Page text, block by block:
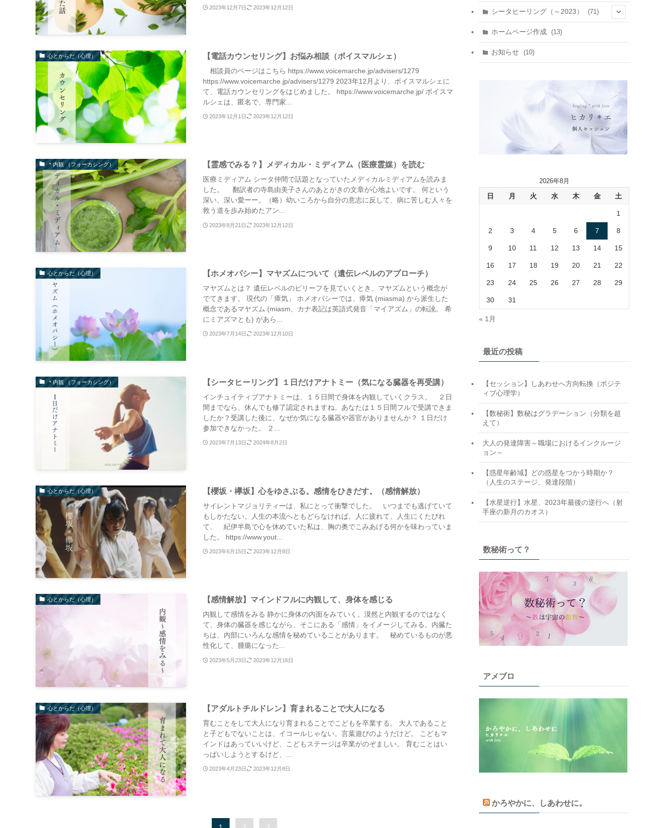
2023年12月7日 2023年12月12日
心とからだ（心理） 【電話カウンセリング】お悩み相談（ボイスマルシェ）
相談員のページはこちら https://www.voicemarche.jp/advisers/1279
https://www.voicemarche.jp/advisers/1279 2023年12月より、ボイスマルシェに
て、電話カウンセリングをはじめました。 https://www.voicemarche.jp/ ボイスマ
ルシェは、匿名で、専門家...
2023年12月1日 2023年12月12日
＊内観 （フォーカシング） 【霊感でみる？】メディカル・ミディアム（医療霊媒）を読む
医療ミディアム シータ仲間で話題となっていたメディカルミディアムを読みま
した。 翻訳者の寺島由美子さんのあとがきの文章が心地よいです。 何という
深い、深い愛ーー。（略）幼いころから自分の意志に反して、病に苦しむ人々を
救う道を歩み始めたアン...
2023年8月21日 2023年12月12日
心とからだ（心理） 【ホメオパシー】マヤズムについて（遺伝レベルのアプローチ）
マヤズムとは？ 遺伝レベルのビリーフを見ていくとき、マヤズムという概念が
でてきます。 現代の「瘴気」 ホメオパシーでは、瘴気 (miasma) から派生した
概念であるマヤズム (miasm、カナ表記は英語式発音「マイアズム」の転訛。 希
にミアズマとも) があら...
2023年7月14日 2023年12月10日
＊内観 （フォーカシング） 【シータヒーリング】１日だけアナトミー（気になる臓器を再受講）
インチュイティブアナトミーは、１５日間で身体を内観していくクラス。 ２日
間までなら、休んでも修了認定されますね。あなたは１５日間フルで受講できま
したか？受講した後に、なぜか気になる臓器や器官がありませんか？ １日だけ
参加できなかった。 ２...
2023年7月13日 2024年8月2日
心とからだ（心理） 【櫻坂・欅坂】心をゆさぶる。感情をひきだす。（感情解放）
サイレントマジョリティーは、私にとって衝撃でした。 いつまでも逃げていて
もしかたない。人生の本流へともどらなければ。人に疲れて、人生にくたびれ
て、 紀伊半島で心を休めていた私は、胸の奥でこみあげる何かを味わっていま
した。 https://www.yout...
2023年6月15日 2023年12月8日
心とからだ（心理） 【感情解放】マインドフルに内観して、身体を感じる
内観して感情をみる 静かに身体の内面をみていく。漠然と内観するのではなく
て、身体の臓器を感じながら、そこにある「感情」をイメージしてみる。内臓た
ちは、内部にいろんな感情を秘めていることがあります。 秘めているものが悪
性化して、腫瘍になった...
2023年5月23日 2023年12月16日
心とからだ（心理） 【アダルトチルドレン】育まれることで大人になる
育むことをして大人になり育まれることでこどもを卒業する。 大人であること
と子どもでないことは、イコールじゃない。言葉遊びのようだけど。 こどもマ
インドはあっていいけど、こどもステージは卒業がのぞましい。 育むことはい
っぱいしようとするけど、...
2023年4月23日 2023年12月8日
(1)
(1)
(11)
(7)
(4)
(1)
(7)
(10)
(15)
(11)
(8)
シータヒーリング（～2023） (71)
(14)
(18)
ホームページ作成 (13)
お知らせ (10)
2026年8月
日 月 火 水 木 金 土
1
2 3 4 5 6 7 8
9 10 11 12 13 14 15
16 17 18 19 20 21 22
23 24 25 26 27 28 29
30 31
« 1月
最近の投稿
【セッション】しあわせへ方向転換（ポジテ
ィブ心理学）
【数秘術】数秘はグラデーション（分類を超
えて）
大人の発達障害～職場におけるインクルージ
ョン～
【惑星年齢域】どの惑星をつかう時期か？
（人生のステージ、発達段階）
【水星逆行】水星、2023年最後の逆行へ（射
手座の新月のカオス）
数秘術って？
アメブロ
かろやかに、しあわせに。